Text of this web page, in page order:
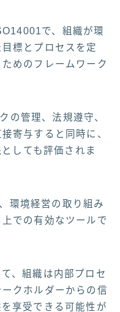
で、組織が環
標とプロセスを定
めのフレームワーク
の管理、法規遵守、
寄与すると同時に、
しても評価されま
環境経営の取り組み
での有効なツールで
、組織は内部プロセ
クホルダーからの信
享受できる可能性が